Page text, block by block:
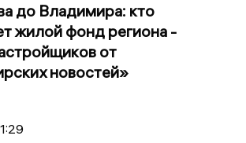
до Владимира: кто
жилой фонд региона -
от
новостей»